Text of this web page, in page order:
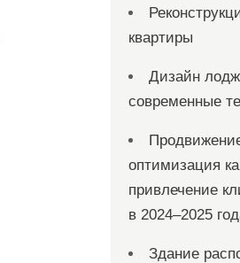
квартиры
Дизайн
современные
оптимизация
привлечение
в 2024–2025
Здание